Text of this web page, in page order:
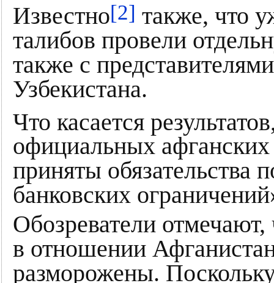
Известно[2] также, что
талибов провели
также с
Узбекистана.
Что касается
официальных
приняты обязательства
банковских
Обозреватели
в отношении
разморожены.